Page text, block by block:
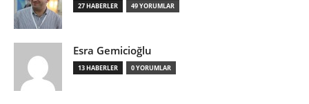
27 HABERLER 49 YORUMLAR
Esra Gemicioğlu
13 HABERLER 0 YORUMLAR